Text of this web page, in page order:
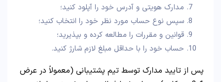
مدارک هویتی و آدرس خود را آپلود کنید؛
سپس نوع حساب مورد نظر خود را انتخاب کنید؛
قوانین و مقررات را مطالعه کرده و بپذیرید؛
حساب خود را با حداقل مبلغ لازم شارژ کنید.
پس از تایید مدارک توسط تیم پشتیبانی (معمولاً در عرض